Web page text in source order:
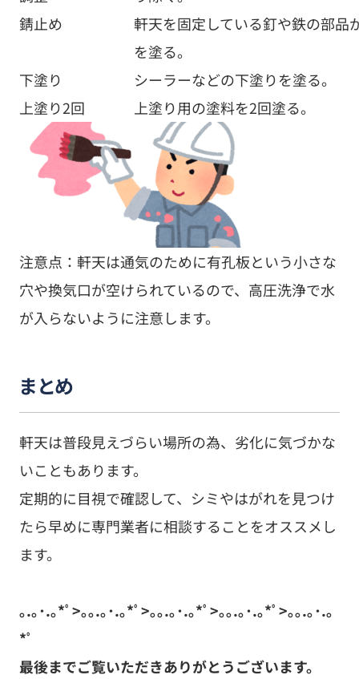
錆止め
軒天を固定している釘や鉄の部品
を塗る。
下塗り
シーラーなどの下塗りを塗る。
上塗り2回
上塗り用の塗料を2回塗る。
注意点：軒天は通気のために有孔板という小さな
穴や換気口が空けられているので、高圧洗浄で水
が入らないように注意します。
まとめ
軒天は普段見えづらい場所の為、劣化に気づかな
いこともあります。
定期的に目視で確認して、シミやはがれを見つけ
たら早めに専門業者に相談することをオススメし
ます。
｡.｡･.｡*ﾟ>｡｡.｡･.｡*ﾟ>｡｡.｡･.｡*ﾟ>｡｡.｡･.｡*ﾟ>｡｡.｡･.｡
*ﾟ
最後までご覧いただきありがとうございます。